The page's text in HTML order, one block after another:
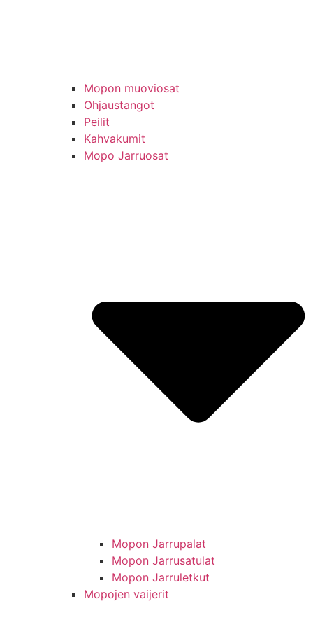
Mopon muoviosat
Ohjaustangot
Peilit
Kahvakumit
Mopo Jarruosat
Mopon Jarrupalat
Mopon Jarrusatulat
Mopon Jarruletkut
Mopojen vaijerit